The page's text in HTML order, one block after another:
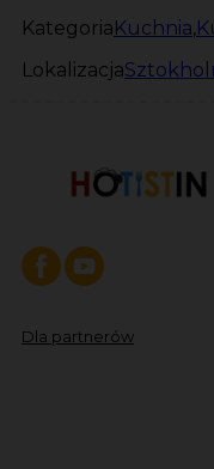
Kategoria Kuchnia,
Lokalizacja
Dla partnerów